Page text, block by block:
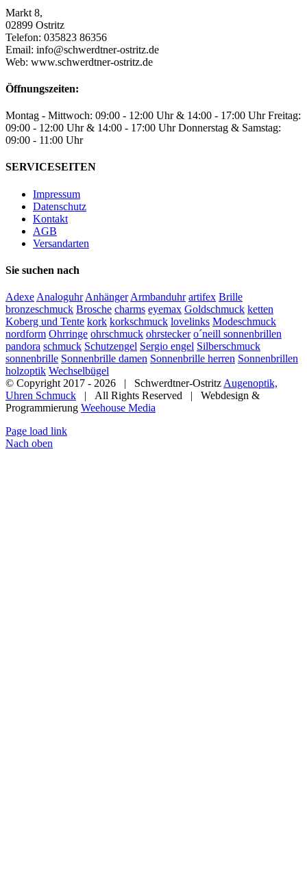
Markt 8,
02899 Ostritz
Telefon: 035823 86356
Email: info@schwerdtner-ostritz.de
Web: www.schwerdtner-ostritz.de
Öffnungszeiten:
Montag - Mittwoch: 09:00 - 12:00 Uhr & 14:00 - 17:00 Uhr Freitag:
09:00 - 12:00 Uhr & 14:00 - 17:00 Uhr Donnerstag & Samstag:
09:00 - 11:00 Uhr
SERVICESEITEN
Impressum
Datenschutz
Kontakt
AGB
Versandarten
Sie suchen nach
Adexe Analoguhr Anhänger Armbanduhr artifex Brille
bronzeschmuck Brosche charms eyemax Goldschmuck ketten
Koberg und Tente kork korkschmuck lovelinks Modeschmuck
nordform Ohrringe ohrschmuck ohrstecker o´neill sonnenbrillen
pandora schmuck Schutzengel Sergio engel Silberschmuck
sonnenbrille Sonnenbrille damen Sonnenbrille herren Sonnenbrillen
holzoptik Wechselbügel
© Copyright 2017 - 2026 | Schwerdtner-Ostritz Augenoptik,
Uhren Schmuck | All Rights Reserved | Webdesign &
Programmierung Weehouse Media
Page load link
Nach oben